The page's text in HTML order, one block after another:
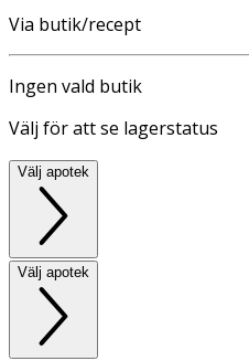
Via butik/recept
Ingen vald butik
Välj för att se lagerstatus
Välj apotek
Välj apotek